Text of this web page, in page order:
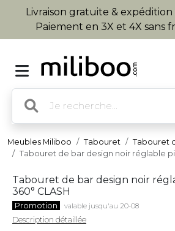
Livraison gratuite &
Paiement en 3X et 4X sans
Meubles Miliboo Tabouret
Tabouret
Tabouret de bar design noir réglable
Tabouret de bar design noir
360° CLASH
Promotion valable jusqu'au 20-08
Description détaillée